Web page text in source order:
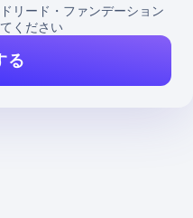
リード・ファンデーション
ください
る